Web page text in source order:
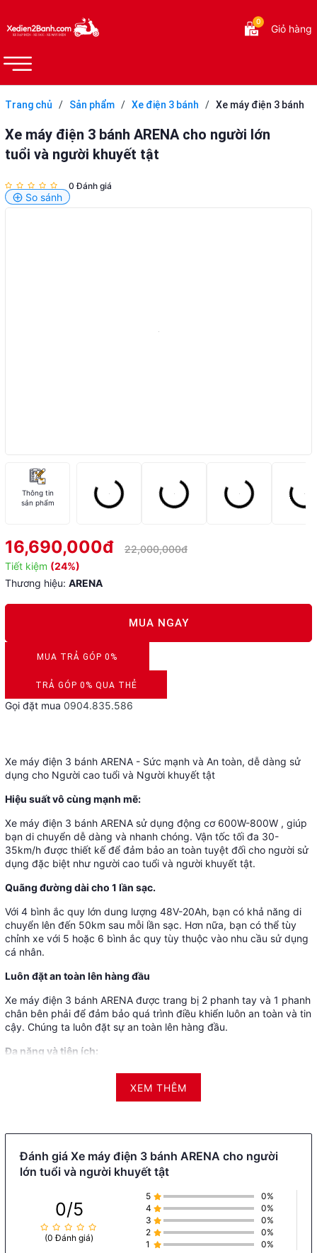
0
Giỏ hàng
Trang chủ / Sản phẩm / Xe điện 3 bánh / Xe máy điện 3 bánh
Xe máy điện 3 bánh ARENA cho người lớn
tuổi và người khuyết tật
0 Đánh giá
So sánh
Thông tin
sản phẩm
16,690,000đ
22,000,000đ
Tiết kiệm (24%)
Thương hiệu: ARENA
MUA NGAY
MUA TRẢ GÓP 0%
DUYỆT HỒ SƠ RONG 5 PHÚT
TRẢ GÓP 0% QUA THẺ
VISA, MASTERCARD, JCB, AMEX
Gọi đặt mua 0904.835.586
Xe máy điện 3 bánh ARENA - Sức mạnh và An toàn, dễ dàng sử
dụng cho Người cao tuổi và Người khuyết tật
Hiệu suất vô cùng mạnh mẽ:
Xe máy điện 3 bánh ARENA sử dụng động cơ 600W-800W , giúp
bạn di chuyển dễ dàng và nhanh chóng. Vận tốc tối đa 30-
35km/h được thiết kế để đảm bảo an toàn tuyệt đối cho người sử
dụng đặc biệt như người cao tuổi và người khuyết tật.
Quãng đường dài cho 1 lần sạc.
Với 4 bình ắc quy lớn dung lượng 48V-20Ah, bạn có khả năng di
chuyển lên đến 50km sau mỗi lần sạc. Hơn nữa, bạn có thể tùy
chỉnh xe với 5 hoặc 6 bình ắc quy tùy thuộc vào nhu cầu sử dụng
cá nhân.
Luôn đặt an toàn lên hàng đầu
Xe máy điện 3 bánh ARENA được trang bị 2 phanh tay và 1 phanh
chân bên phải để đảm bảo quá trình điều khiển luôn an toàn và tin
cậy. Chúng ta luôn đặt sự an toàn lên hàng đầu.
Đa năng và tiện ích:
Không chỉ là phương tiện cá nhân, Xe máy điện 3 bánh ARENA
còn có thể chở thêm người ngồi phía sau, giúp bạn dễ dàng đưa
đón gia đình và thậm chí vận chuyển hàng hóa.
dạng, nó làm cho cuộc sống trở nên dễ dàng và thú vị hơn. Hãy
khám phá sự tiện lợi của nó ngay hôm nay!
Địa điểm mua Xe máy điện - xe 50cc tốt nhất quận Hà
XEM THÊM
Đánh giá Xe máy điện 3 bánh ARENA cho người
lớn tuổi và người khuyết tật
0/5
(0 Đánh giá)
5
0%
4
0%
3
0%
2
0%
1
0%